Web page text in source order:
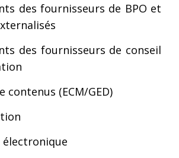
des fournisseurs de BPO et
des fournisseurs de conseil
contenus (ECM/GED)
électronique